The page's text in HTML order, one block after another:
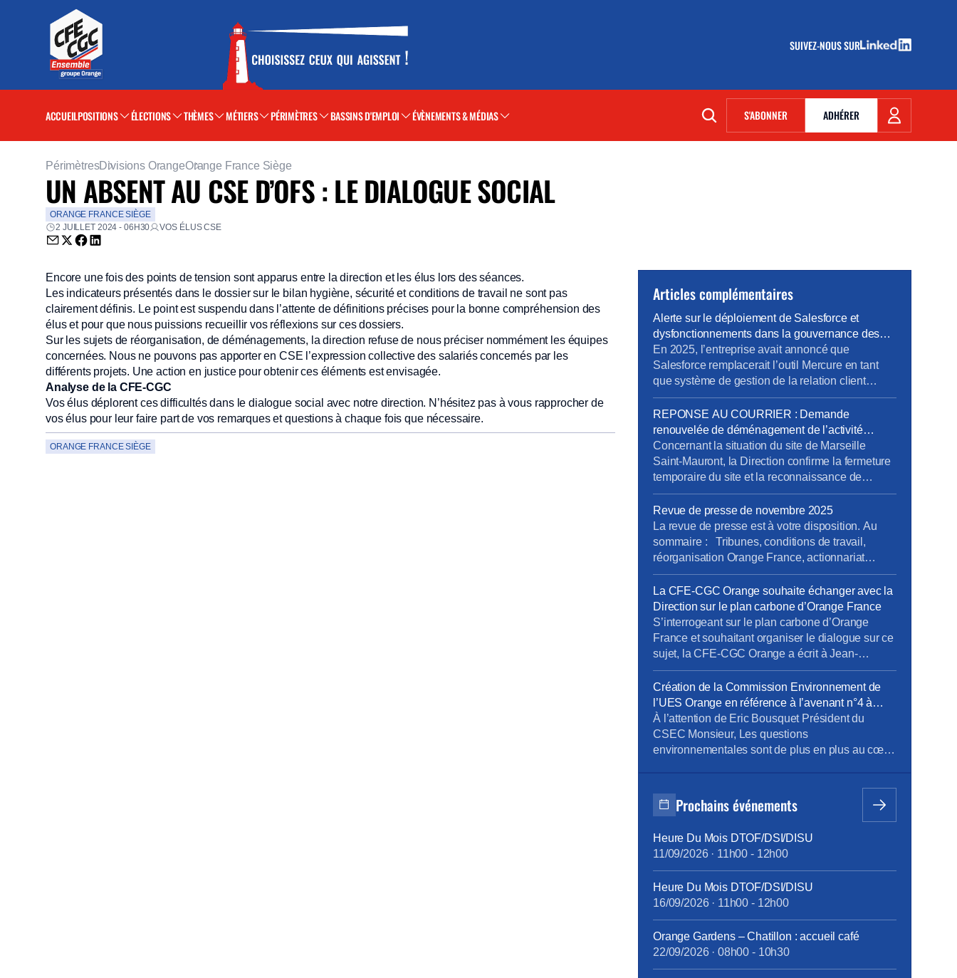
SUIVEZ-NOUS SUR
(NOUVELLE FENÊTRE)
ACCUEILPOSITIONS ÉLECTIONS THÈMES MÉTIERS PÉRIMÈTRES BASSINS D'EMPLOI ÉVÈNEMENTS & MÉDIAS S'ABONNER(NOUVELLE FENÊTRE)
ADHÉRER
PérimètresDivisions OrangeOrange France Siège
UN ABSENT AU CSE D’OFS : LE DIALOGUE SOCIAL
ORANGE FRANCE SIÈGE
2 JUILLET 2024 - 06H30
VOS ÉLUS CSE
Envoyer par email (nouvelle fenêtre)
Partager sur Twitter (nouvelle fenêtre)
Partager sur Facebook (nouvelle fenêtre)
Partager sur LinkedIn (nouvelle fenêtre)
Encore une fois des points de tension sont apparus entre la direction et les élus lors des séances.
Les indicateurs présentés dans le dossier sur le bilan hygiène, sécurité et conditions de travail ne sont pas
clairement définis. Le point est suspendu dans l’attente de définitions précises pour la bonne compréhension des
élus et pour que nous puissions recueillir vos réflexions sur ces dossiers.
Sur les sujets de réorganisation, de déménagements, la direction refuse de nous préciser nommément les équipes
concernées. Nous ne pouvons pas apporter en CSE l’expression collective des salariés concernés par les
différents projets. Une action en justice pour obtenir ces éléments est envisagée.
Analyse de la CFE-CGC
Vos élus déplorent ces difficultés dans le dialogue social avec notre direction. N’hésitez pas à vous rapprocher de
vos élus pour leur faire part de vos remarques et questions à chaque fois que nécessaire.
ORANGE FRANCE SIÈGE
Articles complémentaires
Alerte sur le déploiement de Salesforce et
dysfonctionnements dans la gouvernance des
projets métiers
En 2025, l’entreprise avait annoncé que
Salesforce remplacerait l’outil Mercure en tant
que système de gestion de la relation client
(CRM). À cette occasion, la Direction Pro-PME et
la Direction du Système d’Information (DSI)
avaient sollicité chaque métier pour élaborer un
cahier des charges rigoureux, destiné à prendre
en compte les besoins terrain spécifiques de […]
REPONSE AU COURRIER : Demande
renouvelée de déménagement de l’activité
tertiaire du site de Marseille Saint-Mauront
Concernant la situation du site de Marseille
Saint-Mauront, la Direction confirme la fermeture
temporaire du site et la reconnaissance de
risques graves pour la sécurité des salariés,
mais ne répond pas à l’exigence essentielle
formulée par la CFE-CGC Orange : une décision
claire et définitive sur le non-retour des activités
tertiaires. {loadmoduleid 245}
mauront_9janv26.pdf Retrouvez le […]
Revue de presse de novembre 2025
La revue de presse est à votre disposition. Au
sommaire : Tribunes, conditions de travail,
réorganisation Orange France, actionnariat
salarial, vente SFR, opérateurs satellitaires. Pour
la consulter : revue de presse de novembre Pour
vous abonner gratuitement : s’abonner Vous
pouvez lire les articles au fil de leur publication
en rubrique Revue de presse, mais […]
La CFE-CGC Orange souhaite échanger avec la
Direction sur le plan carbone d’Orange France
S’interrogeant sur le plan carbone d’Orange
France et souhaitant organiser le dialogue sur ce
sujet, la CFE-CGC Orange a écrit à Jean-
François Fallacher. Objet : programme Orange
Carbone d’Orange France et lancement d’une
offre de Smart TV pour les Jeux Olympiques de
Paris Monsieur, En décembre dernier, vous avez
présenté le lancement du programme carbone
[…]
Création de la Commission Environnement de
l’UES Orange en référence à l’avenant n°4 à
l’accord portant sur le dialogue social au sein de
l’UES Orange _ document du 24 octobre 2023
À l’attention de Eric Bousquet Président du
CSEC Monsieur, Les questions
environnementales sont de plus en plus au cœur
questions et comme l’a mentionné Mr JF
Fallacher dans le Live « Lancement du
une priorité absolue […]
Prochains événements
Heure Du Mois DTOF/DSI/DISU
11/09/2026· 11h00 - 12h00
Heure Du Mois DTOF/DSI/DISU
16/09/2026· 11h00 - 12h00
Orange Gardens – Chatillon : accueil café
22/09/2026· 08h00 - 10h30